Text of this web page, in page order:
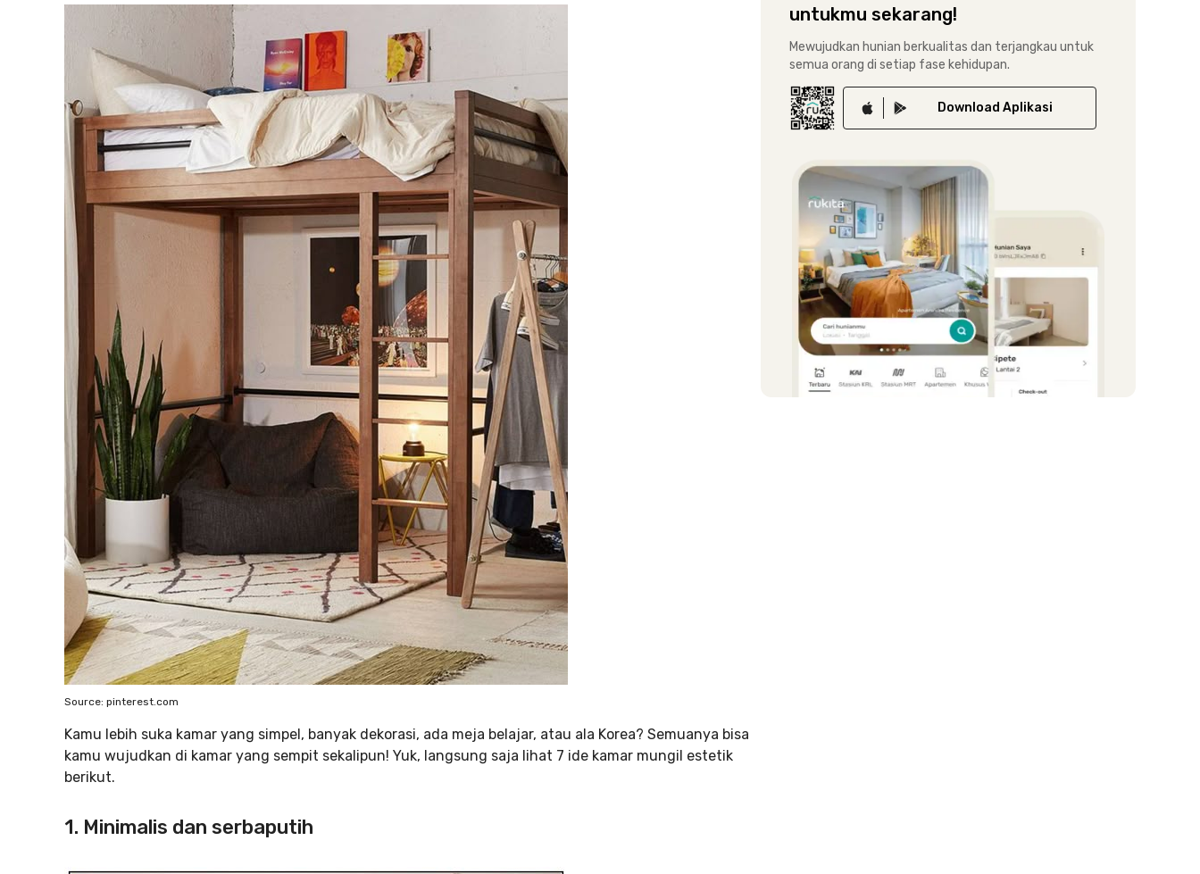
Source: pinterest.com
Kamu lebih suka kamar yang simpel, banyak dekorasi, ada meja belajar, atau ala Korea? Semuanya bisa
kamu wujudkan di kamar yang sempit sekalipun! Yuk, langsung saja lihat 7 ide kamar mungil estetik
berikut.
1. Minimalis dan serbaputih
untukmu sekarang!
Mewujudkan hunian berkualitas dan terjangkau untuk
semua orang di setiap fase kehidupan.
Download Aplikasi